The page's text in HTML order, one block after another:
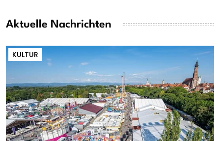
Aktuelle Nachrichten
KULTUR